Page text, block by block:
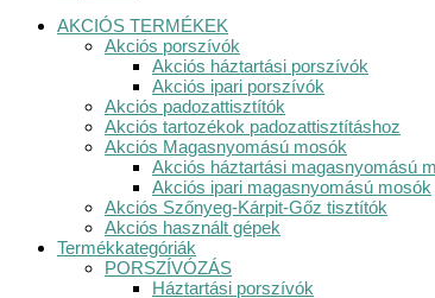
AKCIÓS TERMÉKEK
Akciós porszívók
Akciós háztartási porszívók
Akciós ipari porszívók
Akciós padozattisztítók
Akciós tartozékok padozattisztításhoz
Akciós Magasnyomású mosók
Akciós háztartási magasnyomású
Akciós ipari magasnyomású mosók
Akciós Szőnyeg-Kárpit-Gőz tisztítók
Akciós használt gépek
Termékkategóriák
PORSZÍVÓZÁS
Háztartási porszívók